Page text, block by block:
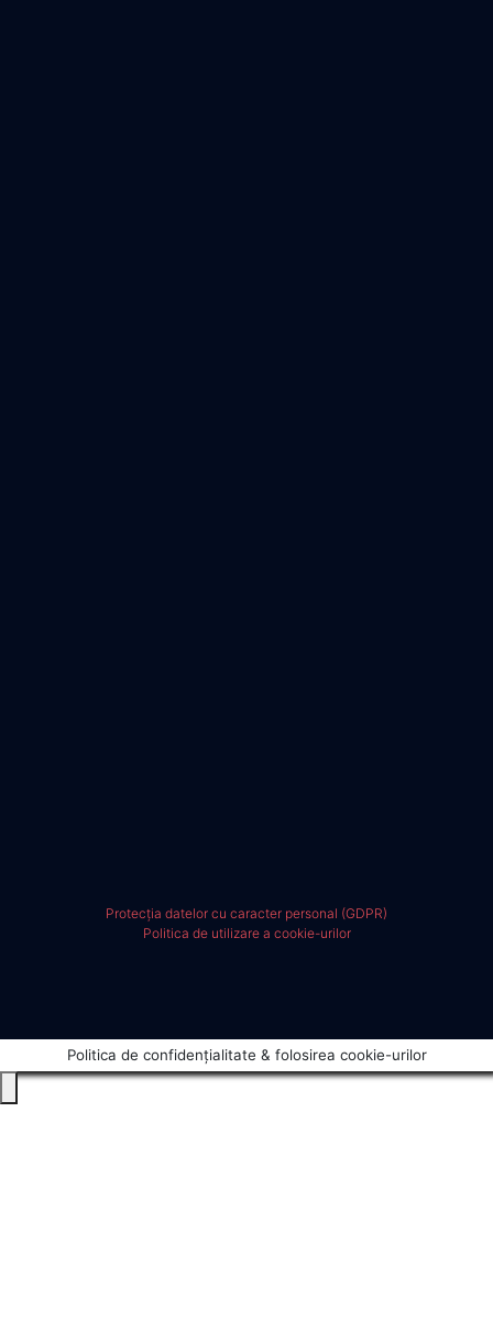
Protecția datelor cu caracter personal (GDPR)
Politica de utilizare a cookie-urilor
Politica de confidențialitate & folosirea cookie-urilor